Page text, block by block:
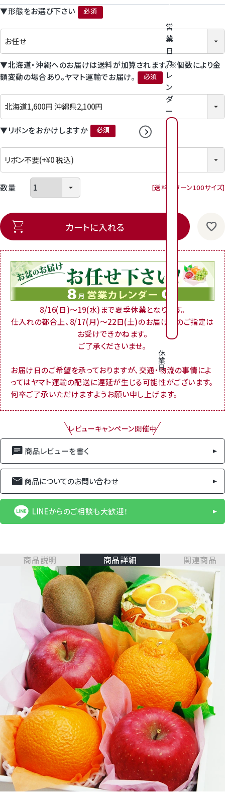
さ
営
業
日
カ
レ
ン
ダ
ー
日月火水木金
2 3 4 5 6 7
9
0
3 4
1 1
2
3
2
4
2
5
2
6
2
7
3
0
3
1
日月火水木金
1 1
1
4
1 1
0 1 2 3 4
2
7
2
8
2
9
3
0
休
業
日
すいか
お試しフルーツ
▼形態をお選び下さい
(必須)
▼北海道・沖縄へのお届けは送料が加算されます。※個数により金
額変動の場合あり。ヤマト運輸でお届け。
(必須)
▼リボンをおかけしますか
(必須)
送料パターン100サイズ
カートに入れる
8/16(日)～19(水)まで夏季休業となります。
仕入れの都合上、8/17(月)～22日(土)のお届け日のご指定は
お受けできかねます。
ご了承くださいませ。
お届け日のご希望を承っておりますが、交通・物流の事情によ
ってはヤマト運輸の配送に遅延が生じる可能性がございます。
何卒ご了承いただけますようお願い申し上げます。
レビューキャンペーン開催中
商品レビューを書く
商品についてのお問い合わせ
LINEからのご相談も大歓迎！
商品説明 商品詳細 関連商品